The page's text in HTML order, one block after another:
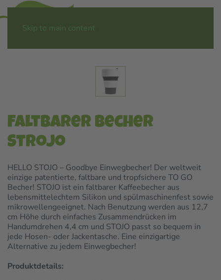
Skip to main content
Faltbarer Becher
Strojo
HELLO STOJO – Goodbye Einwegbecher! Der weltweit
einzige patentierte, faltbare und tropfsichere TO GO
Becher! STOJO ist ein faltbarer Kaffeebecher aus
lebensmittelechtem Silikon und spülmaschinenfest sowie
mikrowellengeeignet. Nach Benutzung werden aus 12,7
cm Höhe durch einfaches Zusammendrücken im
Handumdrehen 4,4 cm und STOJO passt so bequem in
jede Hosen- oder Jackentasche. Eine einzigartige
Alternative zu jedem Einwegbecher!
Produktdetails: